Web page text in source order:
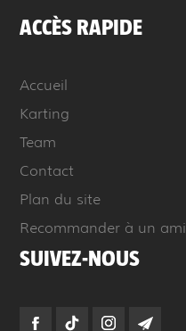
ACCÈS RAPIDE
Accueil
Karting
Team
Contact
Plan du site
Recommander à un ami
SUIVEZ-NOUS